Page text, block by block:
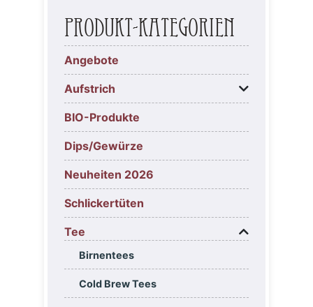
Produkt-Kategorien
Angebote
Aufstrich
BIO-Produkte
Dips/Gewürze
Neuheiten 2026
Schlickertüten
Tee
Birnentees
Cold Brew Tees